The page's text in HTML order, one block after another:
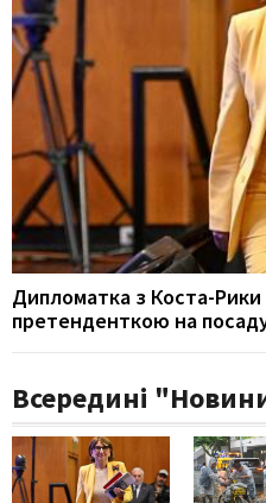
Дипломатка з Коста-
претенденткою на
Всередині